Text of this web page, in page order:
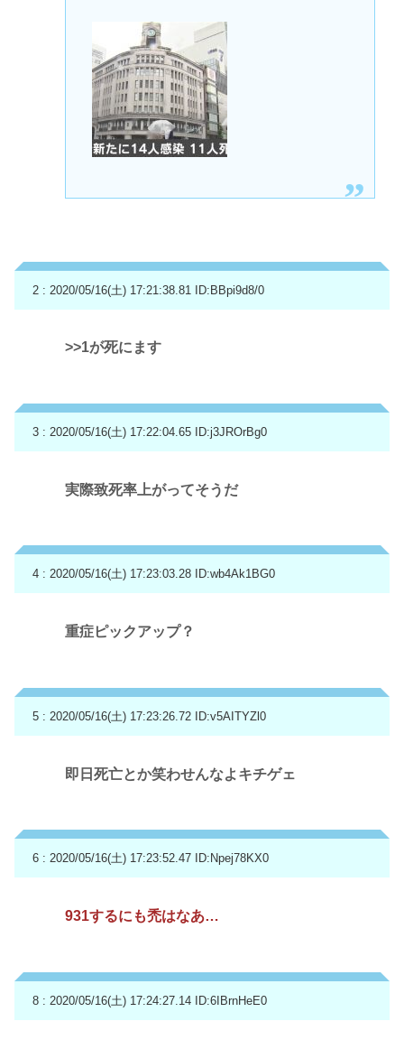
2 : 2020/05/16(土) 17:21:38.81 ID:BBpi9d8/0
>>1が死にます
3 : 2020/05/16(土) 17:22:04.65 ID:j3JROrBg0
実際致死率上がってそうだ
4 : 2020/05/16(土) 17:23:03.28 ID:wb4Ak1BG0
重症ピックアップ？
5 : 2020/05/16(土) 17:23:26.72 ID:v5AITYZl0
即日死亡とか笑わせんなよキチゲェ
6 : 2020/05/16(土) 17:23:52.47 ID:Npej78KX0
931するにも禿はなあ…
8 : 2020/05/16(土) 17:24:27.14 ID:6IBrnHeE0